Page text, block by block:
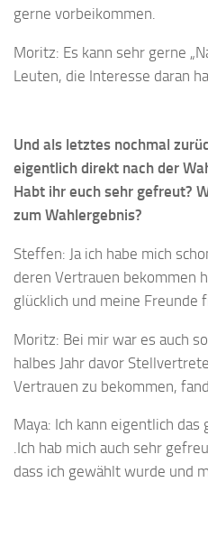
gerne vorbeikommen.
Moritz: Es kann sehr gerne
Leuten, die Interesse daran
Und als letztes nochmal
eigentlich direkt nach der
Habt ihr euch sehr gefreut?
zum Wahlergebnis?
Steffen: Ja ich habe mich
deren Vertrauen bekommen
glücklich und meine Freunde
Moritz: Bei mir war es auch
halbes Jahr davor
Vertrauen zu bekommen,
Maya: Ich kann eigentlich
.Ich hab mich auch sehr
dass ich gewählt wurde und